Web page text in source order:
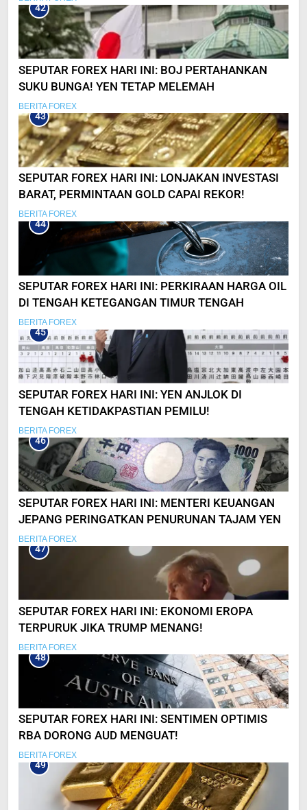
42
SEPUTAR FOREX HARI INI: BOJ PERTAHANKAN
SUKU BUNGA! YEN TETAP MELEMAH
BERITA FOREX
43
SEPUTAR FOREX HARI INI: LONJAKAN INVESTASI
BARAT, PERMINTAAN GOLD CAPAI REKOR!
BERITA FOREX
44
SEPUTAR FOREX HARI INI: PERKIRAAN HARGA OIL
DI TENGAH KETEGANGAN TIMUR TENGAH
BERITA FOREX
45
SEPUTAR FOREX HARI INI: YEN ANJLOK DI
TENGAH KETIDAKPASTIAN PEMILU!
BERITA FOREX
46
SEPUTAR FOREX HARI INI: MENTERI KEUANGAN
JEPANG PERINGATKAN PENURUNAN TAJAM YEN
BERITA FOREX
47
SEPUTAR FOREX HARI INI: EKONOMI EROPA
TERPURUK JIKA TRUMP MENANG!
BERITA FOREX
48
SEPUTAR FOREX HARI INI: SENTIMEN OPTIMIS
RBA DORONG AUD MENGUAT!
BERITA FOREX
49